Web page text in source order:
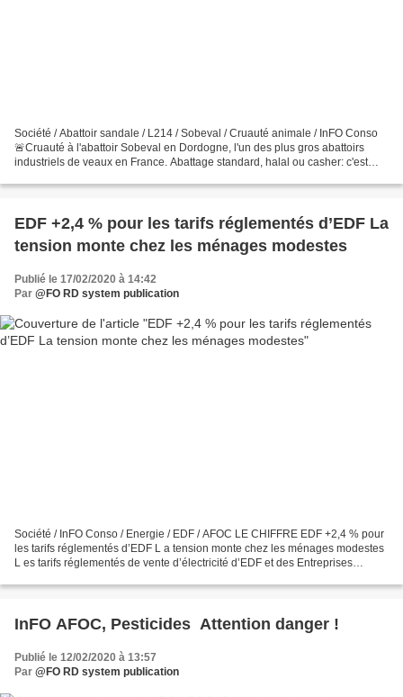
Société / Abattoir sandale / L214 / Sobeval / Cruauté animale / InFO Conso
🚨Cruauté à l'abattoir Sobeval en Dordogne, l'un des plus gros abattoirs
industriels de veaux en France. Abattage standard, halal ou casher: c'est
EDF +2,4 % pour les tarifs réglementés d’EDF La
tension monte chez les ménages modestes
Publié le 17/02/2020 à 14:42
Par @FO RD system publication
Société / InFO Conso / Energie / EDF / AFOC LE CHIFFRE EDF +2,4 % pour
les tarifs réglementés d’EDF L a tension monte chez les ménages modestes
L es tarifs réglementés de vente d’électricité d’EDF et des Entreprises
InFO AFOC, Pesticides Attention danger !
Publié le 12/02/2020 à 13:57
Par @FO RD system publication